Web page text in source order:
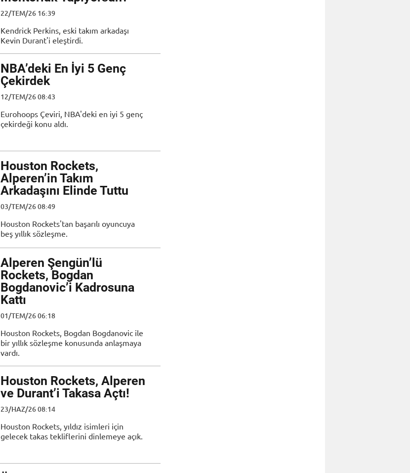
22/TEM/26 16:39
Kendrick Perkins, eski takım arkadaşı
Kevin Durant'i eleştirdi.
NBA’deki En İyi 5 Genç
Çekirdek
12/TEM/26 08:43
Eurohoops Çeviri, NBA'deki en iyi 5 genç
çekirdeği konu aldı.
Houston Rockets,
Alperen’in Takım
Arkadaşını Elinde Tuttu
03/TEM/26 08:49
Houston Rockets'tan başarılı oyuncuya
beş yıllık sözleşme.
Alperen Şengün’lü
Rockets, Bogdan
Bogdanovic’i Kadrosuna
Kattı
01/TEM/26 06:18
Houston Rockets, Bogdan Bogdanovic ile
bir yıllık sözleşme konusunda anlaşmaya
vardı.
Houston Rockets, Alperen
ve Durant’i Takasa Açtı!
23/HAZ/26 08:14
Houston Rockets, yıldız isimleri için
gelecek takas tekliflerini dinlemeye açık.